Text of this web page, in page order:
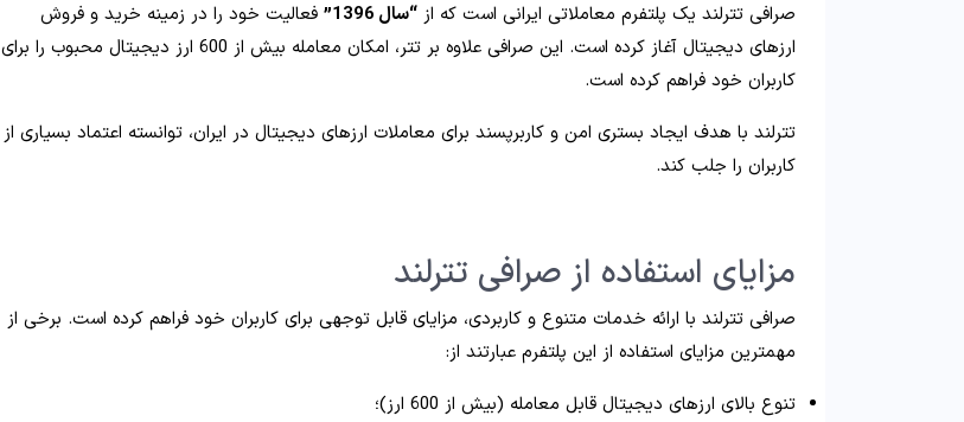
صرافی تترلند یک پلتفرم معاملاتی ایرانی است که از “سال 1396”
فعالیت خود را در زمینه خرید و فروش
ارزهای دیجیتال آغاز کرده است. این صرافی علاوه بر تتر، امکان معامله بیش از 600 ارز دیجیتال محبوب را برای
کاربران خود فراهم کرده است.
تترلند با هدف ایجاد بستری امن و کاربرپسند برای معاملات ارزهای دیجیتال در ایران، توانسته اعتماد بسیاری از
کاربران را جلب کند.
مزایای استفاده از صرافی تترلند
صرافی تترلند با ارائه خدمات متنوع و کاربردی، مزایای قابل توجهی برای کاربران خود فراهم کرده است. برخی از
مهمترین مزایای استفاده از این پلتفرم عبارتند از:
تنوع بالای ارزهای دیجیتال قابل معامله (بیش از 600 ارز)؛